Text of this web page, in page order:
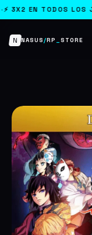
LOS JUEGOS ·
N NASUS/RP STORE